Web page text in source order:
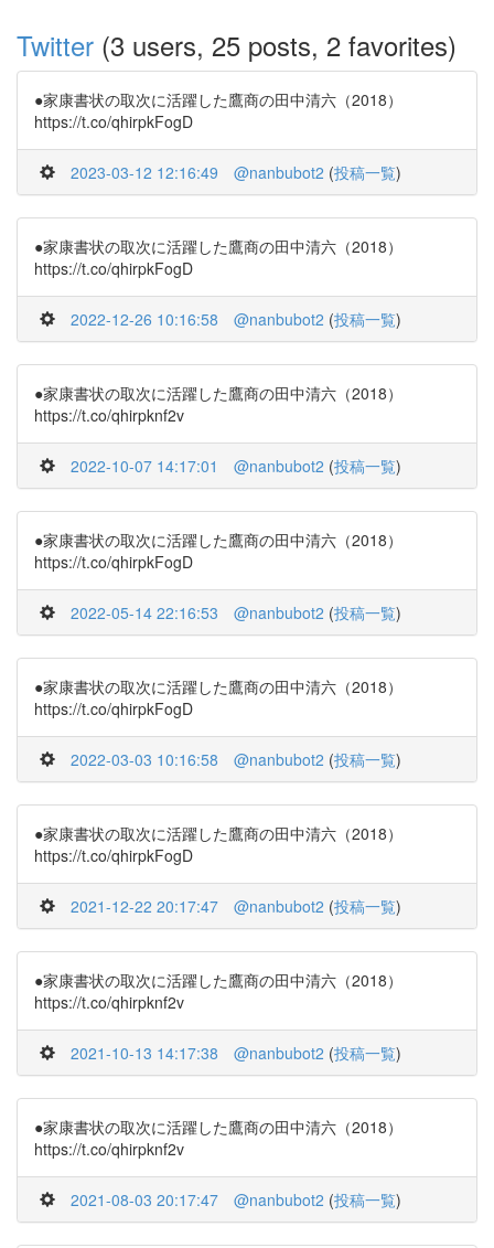
Twitter (3 users, 25 posts, 2 favorites)
●家康書状の取次に活躍した鷹商の田中清六（2018）
https://t.co/qhirpkFogD
2023-03-12 12:16:49 @nanbubot2 (投稿一覧)
●家康書状の取次に活躍した鷹商の田中清六（2018）
https://t.co/qhirpkFogD
2022-12-26 10:16:58 @nanbubot2 (投稿一覧)
●家康書状の取次に活躍した鷹商の田中清六（2018）
https://t.co/qhirpknf2v
2022-10-07 14:17:01 @nanbubot2 (投稿一覧)
●家康書状の取次に活躍した鷹商の田中清六（2018）
https://t.co/qhirpkFogD
2022-05-14 22:16:53 @nanbubot2 (投稿一覧)
●家康書状の取次に活躍した鷹商の田中清六（2018）
https://t.co/qhirpkFogD
2022-03-03 10:16:58 @nanbubot2 (投稿一覧)
●家康書状の取次に活躍した鷹商の田中清六（2018）
https://t.co/qhirpkFogD
2021-12-22 20:17:47 @nanbubot2 (投稿一覧)
●家康書状の取次に活躍した鷹商の田中清六（2018）
https://t.co/qhirpknf2v
2021-10-13 14:17:38 @nanbubot2 (投稿一覧)
●家康書状の取次に活躍した鷹商の田中清六（2018）
https://t.co/qhirpknf2v
2021-08-03 20:17:47 @nanbubot2 (投稿一覧)